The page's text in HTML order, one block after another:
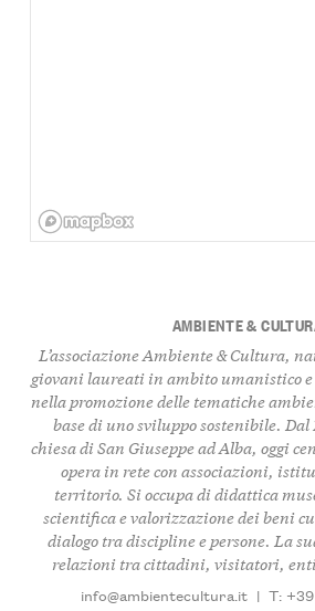
AMBIENTE &
L’associazione Ambiente & Cultura,
giovani laureati in ambito umanistico
nella promozione delle tematiche
base di uno sviluppo sostenibile. Dal
chiesa di San Giuseppe ad Alba, oggi
opera in rete con associazioni,
territorio. Si occupa di didattica
scientifica e valorizzazione dei beni
dialogo tra discipline e persone. La
relazioni tra cittadini, visitatori,
info@ambientecultura.it | T: